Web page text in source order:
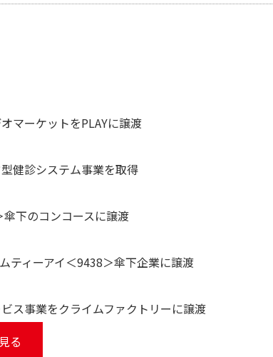
マーケットをPLAYに譲渡
健診システム事業を取得
下のコンコースに譲渡
ティーアイ＜9438＞傘下企業に譲渡
ス事業をクライムファクトリーに譲渡
る